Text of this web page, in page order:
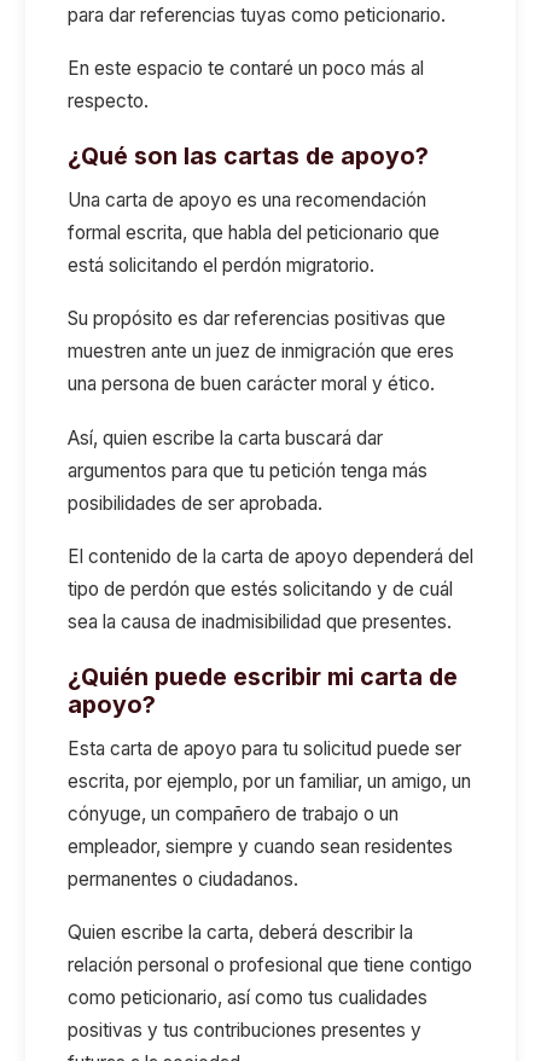
para dar referencias tuyas como peticionario.
En este espacio te contaré un poco más al
respecto.
¿Qué son las cartas de apoyo?
Una carta de apoyo es una recomendación
formal escrita, que habla del peticionario que
está solicitando el perdón migratorio.
Su propósito es dar referencias positivas que
muestren ante un juez de inmigración que eres
una persona de buen carácter moral y ético.
Así, quien escribe la carta buscará dar
argumentos para que tu petición tenga más
posibilidades de ser aprobada.
El contenido de la carta de apoyo dependerá del
tipo de perdón que estés solicitando y de cuál
sea la causa de inadmisibilidad que presentes.
¿Quién puede escribir mi carta de
apoyo?
Esta carta de apoyo para tu solicitud puede ser
escrita, por ejemplo, por un familiar, un amigo, un
cónyuge, un compañero de trabajo o un
empleador, siempre y cuando sean residentes
permanentes o ciudadanos.
Quien escribe la carta, deberá describir la
relación personal o profesional que tiene contigo
como peticionario, así como tus cualidades
positivas y tus contribuciones presentes y